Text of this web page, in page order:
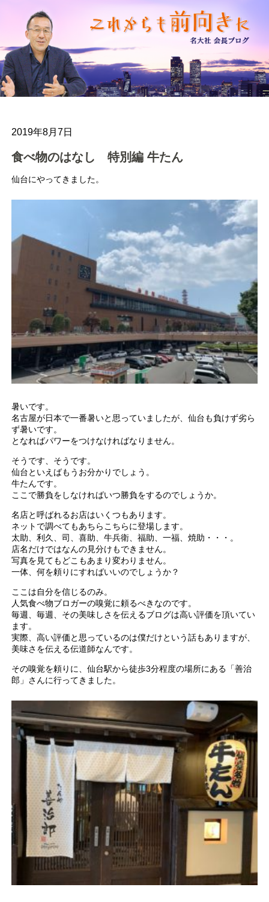
2019年8月7日
食べ物のはなし 特別編 牛たん
仙台にやってきました。
暑いです。
名古屋が日本で一番暑いと思っていましたが、仙台も負けず劣ら
ず暑いです。
となればパワーをつけなければなりません。
そうです、そうです。
仙台といえばもうお分かりでしょう。
牛たんです。
ここで勝負をしなければいつ勝負をするのでしょうか。
名店と呼ばれるお店はいくつもあります。
ネットで調べてもあちらこちらに登場します。
太助、利久、司、喜助、牛兵衛、福助、一福、焼助・・・。
店名だけではなんの見分けもできません。
写真を見てもどこもあまり変わりません。
一体、何を頼りにすればいいのでしょうか？
ここは自分を信じるのみ。
人気食べ物ブロガーの嗅覚に頼るべきなのです。
毎週、毎週、その美味しさを伝えるブログは高い評価を頂いてい
ます。
実際、高い評価と思っているのは僕だけという話もありますが、
美味さを伝える伝道師なんです。
その嗅覚を頼りに、仙台駅から徒歩3分程度の場所にある「善治
郎」さんに行ってきました。